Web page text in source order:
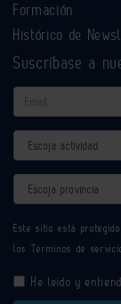
Formación
Histórico de
Suscríbase a
Email
Actividad
Provincia
Este sitio está
los Términos de
He leído y